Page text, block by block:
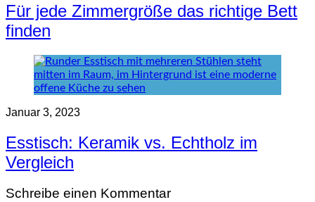
Für jede Zimmergröße das richtige Bett
finden
Januar 3, 2023
Esstisch: Keramik vs. Echtholz im
Vergleich
Schreibe einen Kommentar